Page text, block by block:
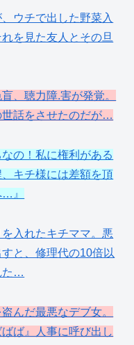
ウチで出した野菜入
を見た友人とその旦
、聴力障.害が発覚。
話をさせたのだが…
の！私に権利がある
キチ様には差額を頂
』
入れたキチママ。悪
と、修理代の10倍以
た…
んだ最悪なデブ女。
ば』人事に呼び出し